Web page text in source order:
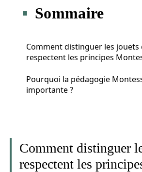
Sommaire
Comment distinguer les jouets
respectent les principes
Pourquoi la pédagogie
importante ?
Comment distinguer
respectent les